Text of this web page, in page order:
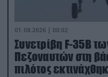
01.08.2026 | 00:02
Συνετρίβη F-35B
Πεζοναυτών στη
πιλότος